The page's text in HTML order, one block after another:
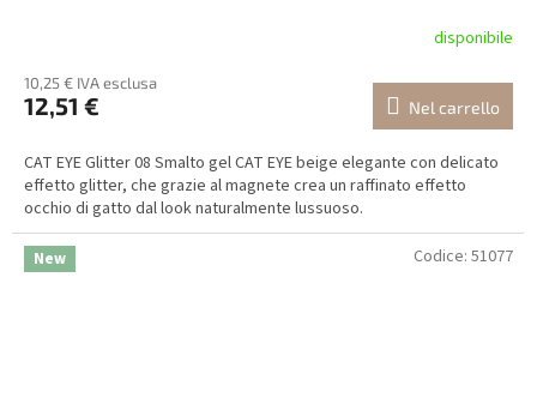
disponibile
10,25 € IVA esclusa
12,51 € Nel carrello
CAT EYE Glitter 08 Smalto gel CAT EYE beige elegante con delicato
effetto glitter, che grazie al magnete crea un raffinato effetto
occhio di gatto dal look naturalmente lussuoso.
New Codice: 51077